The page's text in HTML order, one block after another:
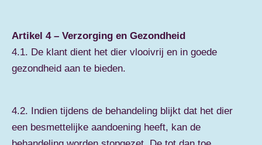
Artikel 4 – Verzorging en Gezondheid
4.1. De klant dient het dier vlooivrij en in goede
gezondheid aan te bieden.
4.2. Indien tijdens de behandeling blijkt dat het dier
een besmettelijke aandoening heeft, kan de